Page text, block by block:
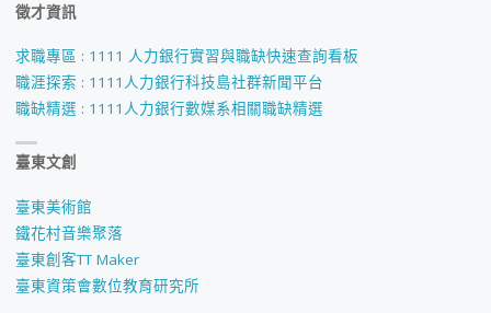
徵才資訊
求職專區 : 1111 人力銀行實習與職缺快速查詢看板
職涯探索 : 1111人力銀行科技島社群新聞平台
職缺精選 : 1111人力銀行數媒系相關職缺精選
臺東文創
臺東美術館
鐵花村音樂聚落
臺東創客TT Maker
臺東資策會數位教育研究所